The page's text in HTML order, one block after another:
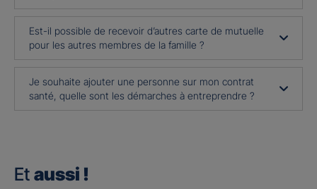
Est-il possible de recevoir d’autres carte de mutuelle
pour les autres membres de la famille ?
Je souhaite ajouter une personne sur mon contrat
santé, quelle sont les démarches à entreprendre ?
Et aussi !